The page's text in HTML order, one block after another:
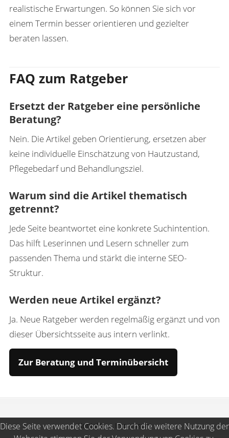
Diese Seite verwendet Cookies. Durch die weitere Nutzung der
realistische Erwartungen. So können Sie sich vor
einem Termin besser orientieren und gezielter
beraten lassen.
FAQ zum Ratgeber
Ersetzt der Ratgeber eine persönliche
Beratung?
Nein. Die Artikel geben Orientierung, ersetzen aber
keine individuelle Einschätzung von Hautzustand,
Pflegebedarf und Behandlungsziel.
Warum sind die Artikel thematisch
getrennt?
Jede Seite beantwortet eine konkrete Suchintention.
Das hilft Leserinnen und Lesern schneller zum
passenden Thema und stärkt die interne SEO-
Struktur.
Werden neue Artikel ergänzt?
Ja. Neue Ratgeber werden regelmäßig ergänzt und von
dieser Übersichtsseite aus intern verlinkt.
Zur Beratung und Terminübersicht
Kontakt Impressum